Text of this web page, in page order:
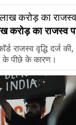
करोड़ का राजस्व
राजस्व वृद्धि दर्ज
के पीछे के कारण।